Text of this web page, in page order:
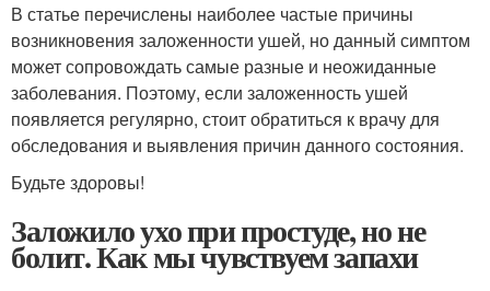
В статье перечислены наиболее частые причины
возникновения заложенности ушей, но данный симптом
может сопровождать самые разные и неожиданные
заболевания. Поэтому, если заложенность ушей
появляется регулярно, стоит обратиться к врачу для
обследования и выявления причин данного состояния.
Будьте здоровы!
Заложило ухо при простуде, но не
болит. Как мы чувствуем запахи